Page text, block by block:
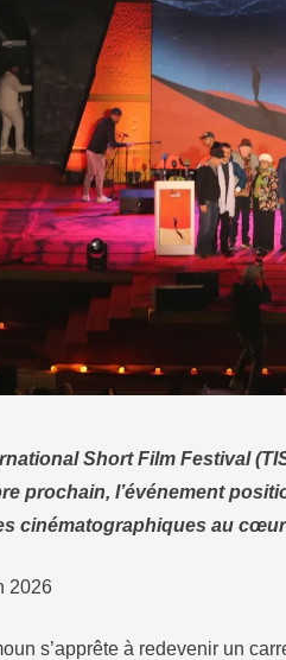
Short Film Festival
prochain, l’événement
cinématographiques au cœur
2026
s’apprête à redevenir un